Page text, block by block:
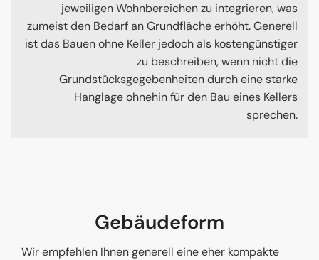
jeweiligen Wohnbereichen zu integrieren, was
zumeist den Bedarf an Grundfläche erhöht. Generell
ist das Bauen ohne Keller jedoch als kostengünstiger
zu beschreiben, wenn nicht die
Grundstücksgegebenheiten durch eine starke
Hanglage ohnehin für den Bau eines Kellers
sprechen.
Gebäudeform
Wir empfehlen Ihnen generell eine eher kompakte